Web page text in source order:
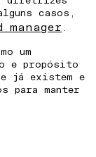
casos,
manager
um
e propósito
já existem e
para manter